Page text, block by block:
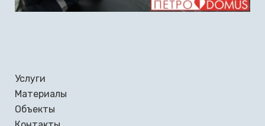
Услуги
Материалы
Объекты